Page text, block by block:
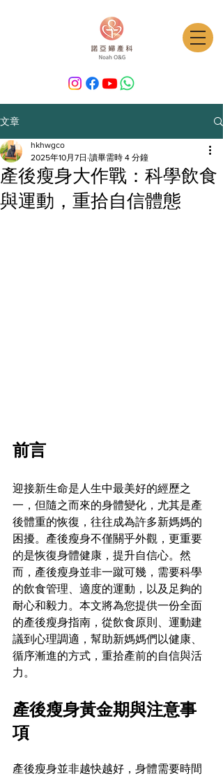
文章
產後瘦身大作戰：科學飲食
與運動，重拾自信體態
hkhwgco
2025年10月7日 讀畢需時 4 分鐘
前言
迎接新生命是人生中最美好的經歷之
一，但隨之而來的身體變化，尤其是產
後體重的恢復，往往成為許多新媽媽的
困擾。產後瘦身不僅關乎外觀，更重要
的是恢復身體健康，提升自信心。然
而，產後瘦身並非一蹴可幾，需要科學
的飲食管理、適度的運動，以及足夠的
耐心和毅力。本文將為您提供一份全面
的產後瘦身指南，從飲食原則、運動建
議到心理調適，幫助新媽媽們以健康、
循序漸進的方式，重拾產前的自信與活
力。
產後瘦身黃金期與注意事
項
產後瘦身並非越快越好，身體需要時間